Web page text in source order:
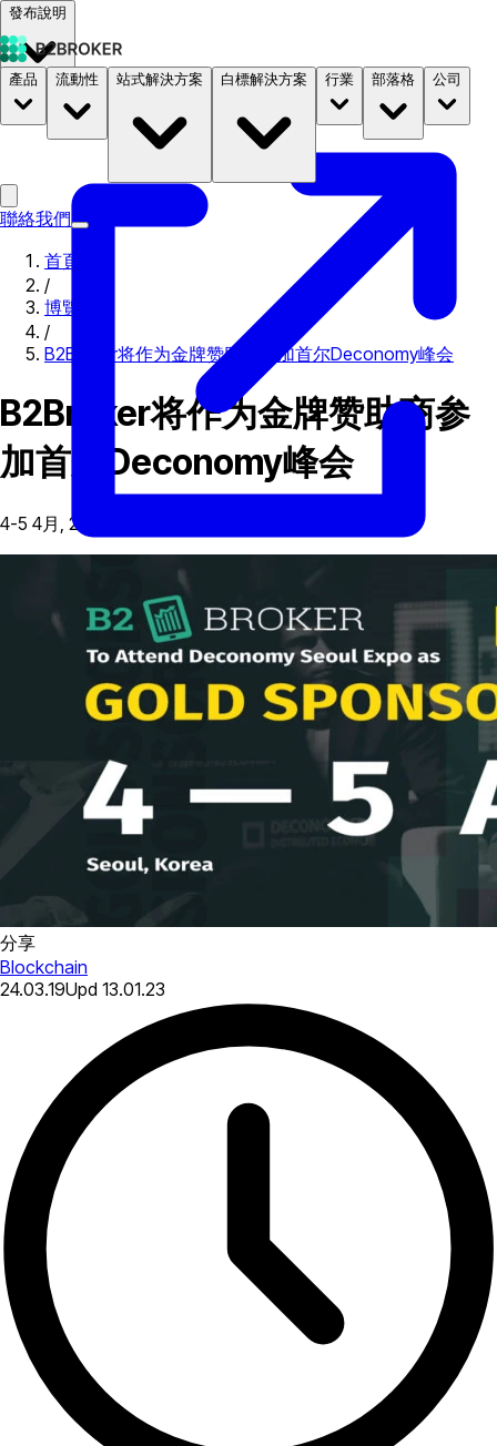
發布說明
文件 定價 B2STORE
產品 流動性 站式解決方案 白標解決方案 行業 部落格 公司
聯絡我們
首頁
/
博覽會
/
B2Broker将作为金牌赞助商参加首尔Deconomy峰会
B2Broker将作为金牌赞助商参
加首尔Deconomy峰会
4-5 4月, 2019
分享
Blockchain
24.03.19Upd 13.01.23